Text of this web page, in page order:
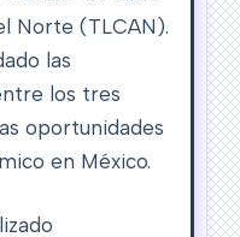
Norte (TLCAN).
las
los tres
oportunidades
en México.